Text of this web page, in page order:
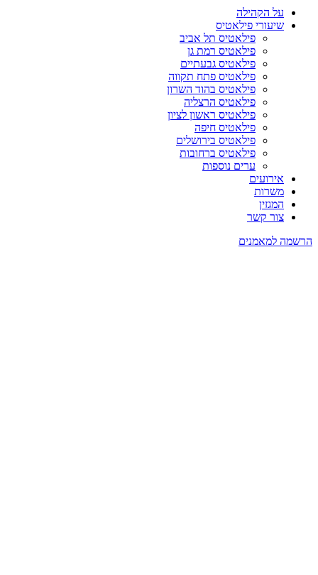
על הקהילה
שיעורי פילאטיס
פילאטיס תל אביב
פילאטיס רמת גן
פילאטיס גבעתיים
פילאטיס פתח תקווה
פילאטיס בהוד השרון
פילאטיס הרצליה
פילאטיס ראשון לציון
פילאטיס חיפה
פילאטיס בירושלים
פילאטיס ברחובות
ערים נוספות
אירועים
משרות
המגזין
צור קשר
הרשמה למאמנים